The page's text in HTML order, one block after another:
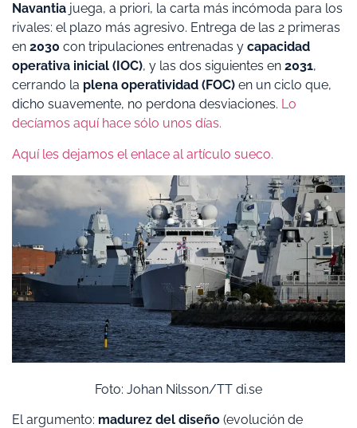
Navantia juega, a priori, la carta más incómoda para los
rivales: el plazo más agresivo. Entrega de las 2 primeras
en 2030 con tripulaciones entrenadas y capacidad
operativa inicial (IOC), y las dos siguientes en 2031,
cerrando la plena operatividad (FOC) en un ciclo que,
dicho suavemente, no perdona desviaciones. Lo
decíamos aquí hace sólo unos días.
Aquí les dejamos el enlace al artículo sueco.
Foto: Johan Nilsson/TT di.se
El argumento: madurez del diseño (evolución de